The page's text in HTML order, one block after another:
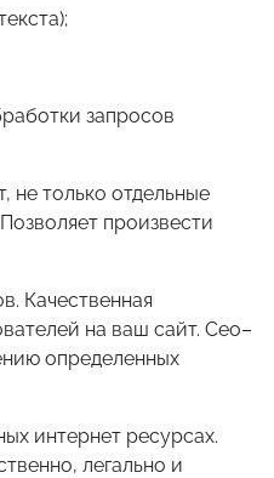
запросов
не только отдельные
произвести
Качественная
на ваш сайт. Сео–
определенных
интернет ресурсах.
легально и